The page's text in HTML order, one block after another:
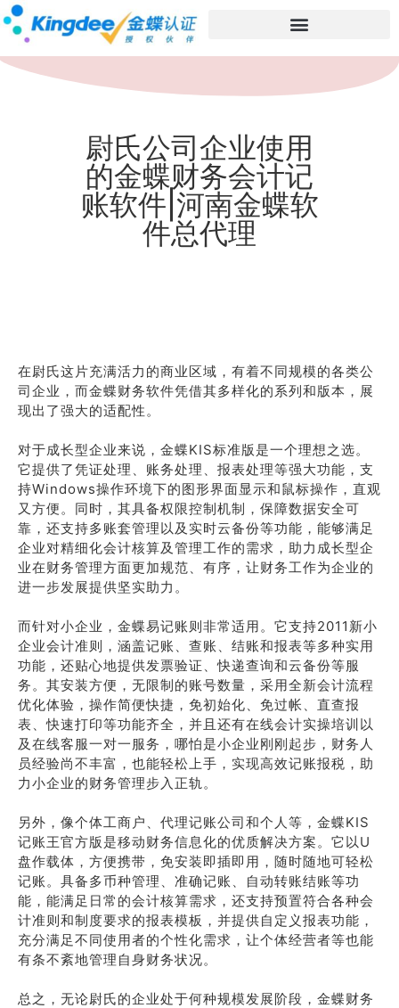
尉氏公司企业使用
的金蝶财务会计记
账软件|河南金蝶软
件总代理
在尉氏这片充满活力的商业区域，有着不同规模的各类公
司企业，而金蝶财务软件凭借其多样化的系列和版本，展
现出了强大的适配性。
对于成长型企业来说，金蝶KIS标准版是一个理想之选。
它提供了凭证处理、账务处理、报表处理等强大功能，支
持Windows操作环境下的图形界面显示和鼠标操作，直观
又方便。同时，其具备权限控制机制，保障数据安全可
靠，还支持多账套管理以及实时云备份等功能，能够满足
企业对精细化会计核算及管理工作的需求，助力成长型企
业在财务管理方面更加规范、有序，让财务工作为企业的
进一步发展提供坚实助力。
而针对小企业，金蝶易记账则非常适用。它支持2011新小
企业会计准则，涵盖记账、查账、结账和报表等多种实用
功能，还贴心地提供发票验证、快递查询和云备份等服
务。其安装方便，无限制的账号数量，采用全新会计流程
优化体验，操作简便快捷，免初始化、免过帐、直查报
表、快速打印等功能齐全，并且还有在线会计实操培训以
及在线客服一对一服务，哪怕是小企业刚刚起步，财务人
员经验尚不丰富，也能轻松上手，实现高效记账报税，助
力小企业的财务管理步入正轨。
另外，像个体工商户、代理记账公司和个人等，金蝶KIS
记账王官方版是移动财务信息化的优质解决方案。它以U
盘作载体，方便携带，免安装即插即用，随时随地可轻松
记账。具备多币种管理、准确记账、自动转账结账等功
能，能满足日常的会计核算需求，还支持预置符合各种会
计准则和制度要求的报表模板，并提供自定义报表功能，
充分满足不同使用者的个性化需求，让个体经营者等也能
有条不紊地管理自身财务状况。
总之，无论尉氏的企业处于何种规模发展阶段，金蝶财务